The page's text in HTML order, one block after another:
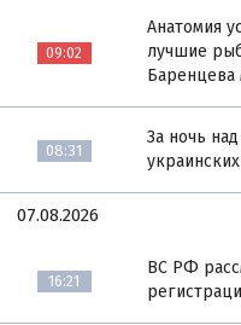
09:02
Анатомия
лучшие
Баренцева
08:31
За ночь
07.08.2026
16:21
ВС РФ